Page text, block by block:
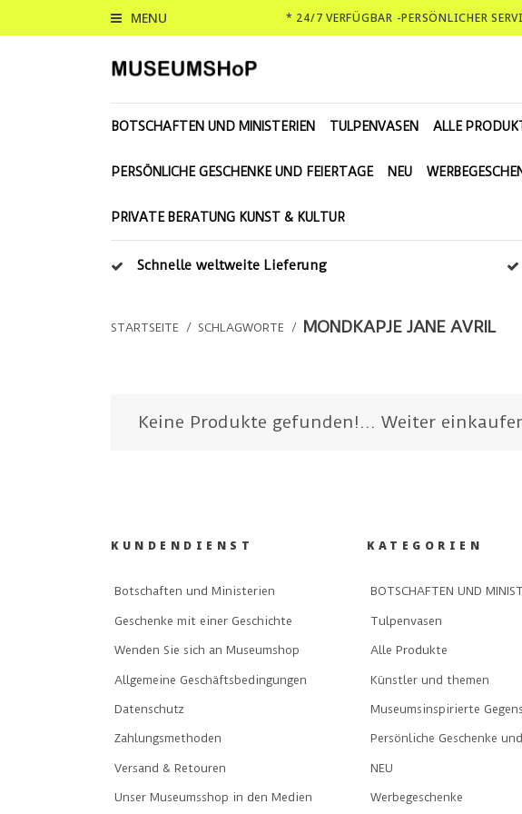
MENU * 24/7 VERFÜGBAR -PERSÖNLICHER
BOTSCHAFTEN UND MINISTERIEN TULPENVASEN ALLE
PERSÖNLICHE GESCHENKE UND FEIERTAGE NEU
PRIVATE BERATUNG KUNST & KULTUR
Schnelle weltweite Lieferung
STARTSEITE / SCHLAGWORTE / MONDKAPJE JANE AVRIL
Keine Produkte gefunden!... Weiter
KUNDENDIENST
Botschaften und Ministerien
Geschenke mit einer Geschichte
Wenden Sie sich an Museumshop
Allgemeine Geschäftsbedingungen
Datenschutz
Zahlungsmethoden
Versand & Retouren
Unser Museumsshop in den Medien
KATEGORIEN
BOTSCHAFTEN UND
Tulpenvasen
Alle Produkte
Künstler und themen
Museumsinspirierte
Persönliche Geschenke
NEU
Werbegeschenke